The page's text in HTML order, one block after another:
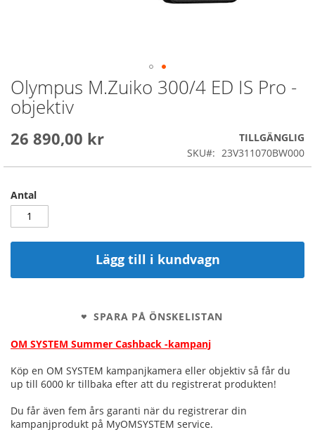
Olympus M.Zuiko 300/4 ED IS Pro -
objektiv
26 890,00 kr
TILLGÄNGLIG
SKU
23V311070BW000
Antal
Lägg till i kundvagn
SPARA PÅ ÖNSKELISTAN
OM SYSTEM Summer Cashback -kampanj
Köp en OM SYSTEM kampanjkamera eller objektiv så får du
up till 6000 kr tillbaka efter att du registrerat produkten!
Du får även fem års garanti när du registrerar din
kampanjprodukt på MyOMSYSTEM service.
Skip
to
the
of
images